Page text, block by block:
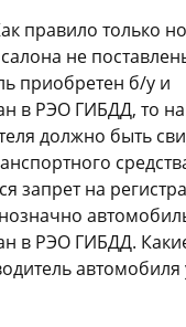
правило только
не
приобретен б/у и
в РЭО ГИБДД, то
должно быть
запрет на
в РЭО ГИБДД.
автомобиля